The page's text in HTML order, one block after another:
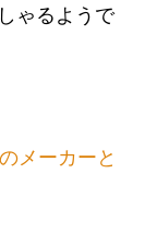
ゃるようで
メーカーと